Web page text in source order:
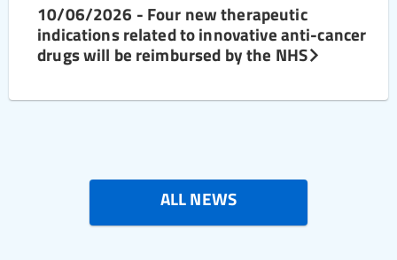
10/06/2026 - Four new therapeutic
indications related to innovative anti-cancer
drugs will be reimbursed by the NHS
ALL NEWS